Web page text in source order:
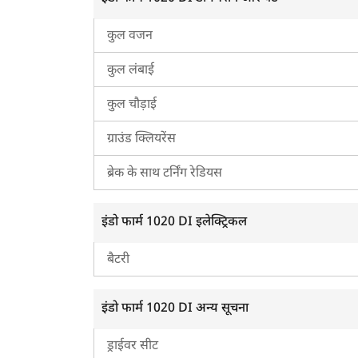
कुल वजन
कुल लंबाई
कुल चौड़ाई
ग्राउंड क्लियरेंस
ब्रेक के साथ टर्निंग रेडियस
इंडो फार्म 1020 DI इलेक्ट्रिकल
बैटरी
इंडो फार्म 1020 DI अन्य सूचना
ड्राईवर सीट